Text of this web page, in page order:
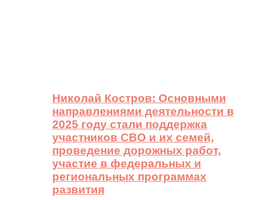
Николай Костров: Основными
направлениями деятельности в
2025 году стали поддержка
участников СВО и их семей,
проведение дорожных работ,
участие в федеральных и
региональных программах
развития